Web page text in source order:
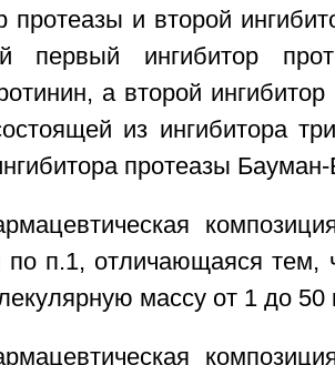
протеазы и второй
первый ингибитор
а второй
из ингибитора
протеазы
по п.1, отличающаяся тем,
массу от 1 до 50